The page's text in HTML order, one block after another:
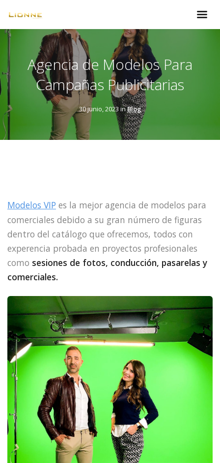
Agencia de Modelos Para
Campañas Publicitarias
30 junio, 2023 inBlog
Modelos VIP es la mejor agencia de modelos para
comerciales debido a su gran número de figuras
dentro del catálogo que ofrecemos, todos con
experencia probada en proyectos profesionales
como sesiones de fotos, conducción, pasarelas y
comerciales.